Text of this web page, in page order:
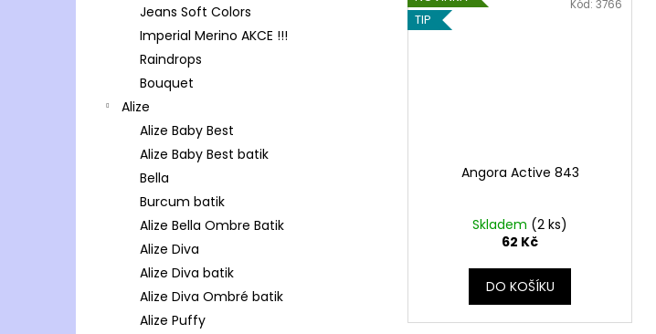
Jeans Soft Colors
Imperial Merino AKCE !!!
Raindrops
Bouquet
Alize
Alize Baby Best
Alize Baby Best batik
Bella
Burcum batik
Alize Bella Ombre Batik
Alize Diva
Alize Diva batik
Alize Diva Ombré batik
Alize Puffy
TIP
Angora Active 843
Skladem (2 ks)
62 Kč
DO KOŠÍKU
Kód:3766